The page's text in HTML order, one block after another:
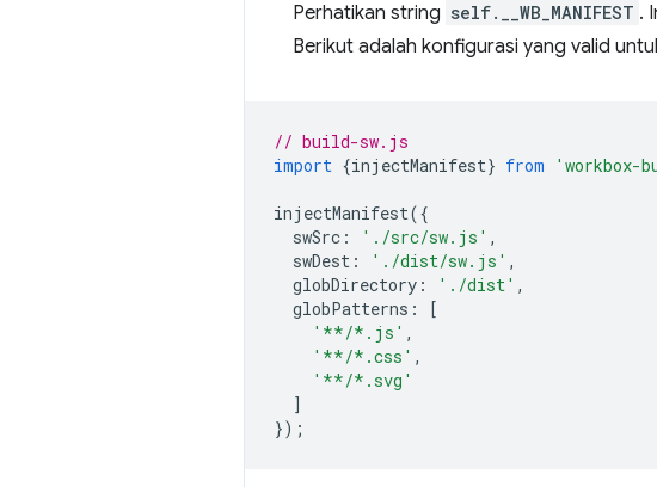
Perhatikan string self.__WB_MANIFEST .
Berikut adalah konfigurasi yang valid
// build-sw.js
import {injectManifest} from 'workbox-
injectManifest({
swSrc : './src/sw.js' ,
swDest : './dist/sw.js' ,
globDirectory : './dist' ,
globPatterns :
[
'**/*.js' ,
'**/*.css' ,
'**/*.svg'
]
});